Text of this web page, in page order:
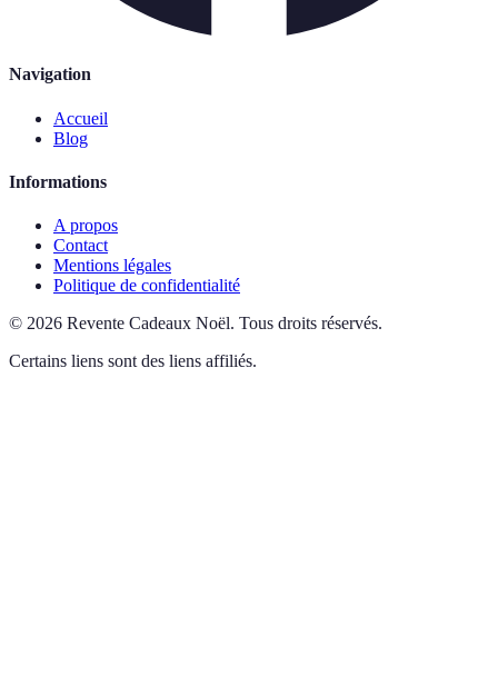
Navigation
Accueil
Blog
Informations
A propos
Contact
Mentions légales
Politique de confidentialité
© 2026 Revente Cadeaux Noël. Tous droits réservés.
Certains liens sont des liens affiliés.